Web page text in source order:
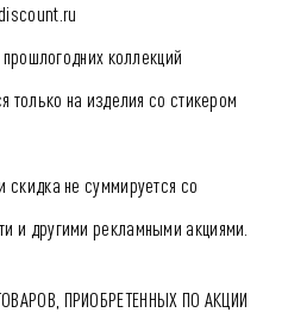
коллекций
на изделия со стикером
скидка не суммируется со
и другими рекламными акциями.
ПРИОБРЕТЕННЫХ ПО АКЦИИ